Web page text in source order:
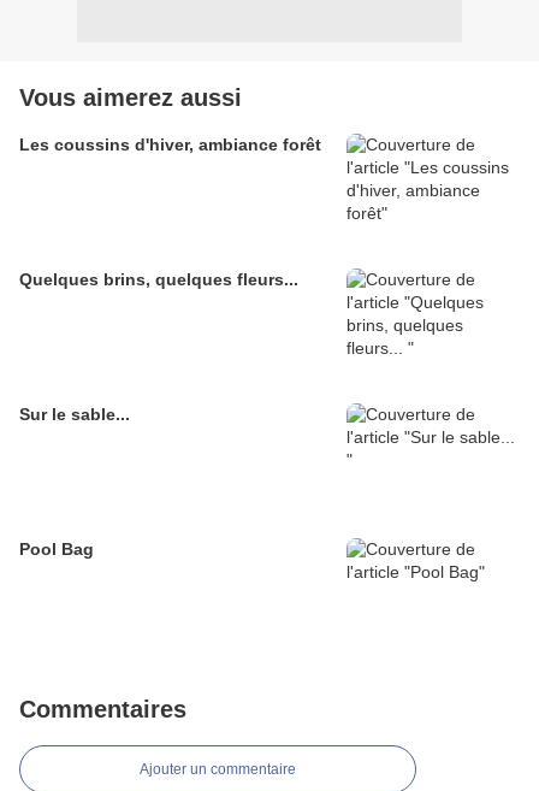
Vous aimerez aussi
Les coussins d'hiver, ambiance forêt
Quelques brins, quelques fleurs...
Sur le sable...
Pool Bag
Commentaires
Ajouter un commentaire